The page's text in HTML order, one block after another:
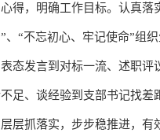
得，明确工作目标。认真落
、“不忘初心、牢记使命”组
态发言到对标一流、述职评
足、谈经验到支部书记找差
层抓落实，步步稳推进，有